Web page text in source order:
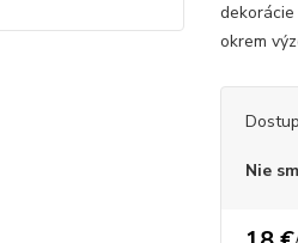
okrem
Nie